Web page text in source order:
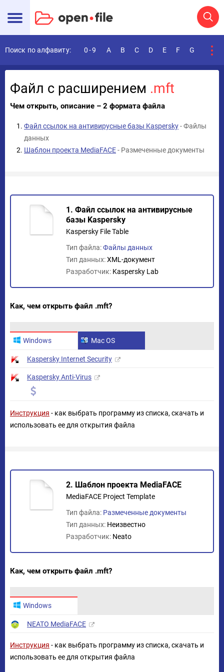
Поиск по алфавиту: 0-9 A B C D E F G
Файл с расширением .mft
Чем открыть, описание – 2 формата файла
Файл ссылок на антивирусные базы Kaspersky- Файлы
данных
Шаблон проекта MediaFACE- Размеченные документы
1. Файл ссылок на антивирусные
базы Kaspersky
Kaspersky File Table
Тип файла:Файлы данных
Тип данных:XML-документ
Разработчик: Kaspersky Lab
Как, чем открыть файл .mft?
Windows Mac OS
Kaspersky Internet Security
Kaspersky Anti-Virus
Инструкция - как выбрать программу из списка, скачать и
использовать ее для открытия файла
2. Шаблон проекта MediaFACE
MediaFACE Project Template
Тип файла: Размеченные документы
Тип данных: Неизвестно
Разработчик: Neato
Как, чем открыть файл .mft?
Windows
NEATO MediaFACE
Инструкция - как выбрать программу из списка, скачать и
использовать ее для открытия файла